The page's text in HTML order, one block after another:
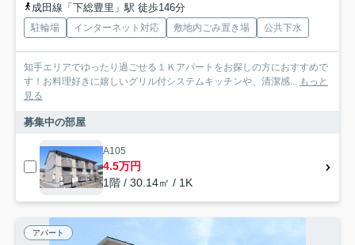
成田線「下総豊里」駅 徒歩146分
駐輪場 インターネット対応 敷地内ごみ置き場 公共下水
知手エリアでゆったり過ごせる１Ｋアパートをお探しの方におすすめで
す！お料理好きに嬉しいグリル付システムキッチンや、清潔感...
もっと
見る
募集中の部屋
A105
4.5万円
1階 / 30.14㎡ / 1K
アパート